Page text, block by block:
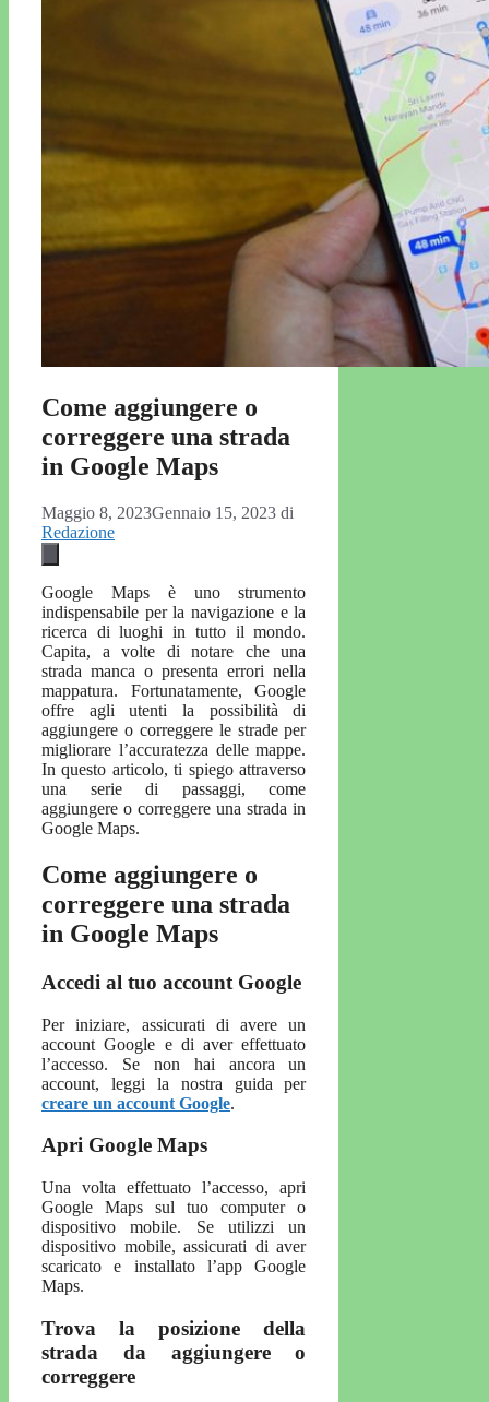
Come aggiungere o
correggere una strada
in Google Maps
Maggio 8, 2023Gennaio 15, 2023 di
Redazione
Google Maps è uno strumento
indispensabile per la navigazione e la
ricerca di luoghi in tutto il mondo.
Capita, a volte di notare che una
strada manca o presenta errori nella
mappatura. Fortunatamente, Google
offre agli utenti la possibilità di
aggiungere o correggere le strade per
migliorare l’accuratezza delle mappe.
In questo articolo, ti spiego attraverso
una serie di passaggi, come
aggiungere o correggere una strada in
Google Maps.
Come aggiungere o
correggere una strada
in Google Maps
Accedi al tuo account Google
Per iniziare, assicurati di avere un
account Google e di aver effettuato
l’accesso. Se non hai ancora un
account, leggi la nostra guida per
creare un account Google.
Apri Google Maps
Una volta effettuato l’accesso, apri
Google Maps sul tuo computer o
dispositivo mobile. Se utilizzi un
dispositivo mobile, assicurati di aver
scaricato e installato l’app Google
Maps.
Trova la posizione della
strada da aggiungere o
correggere